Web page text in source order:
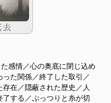
感情／心の奥底に閉じ込め
た関係／終了した取引／
在／隠蔽された歴史／人
する／ぷっつりと糸が切